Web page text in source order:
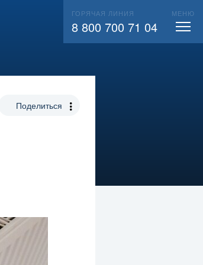
ВЫЗВАТЬ СЛЕСАРЯ
ГОРЯЧАЯ ЛИНИЯ
8 800 700 71 04
МЕНЮ
Поделиться